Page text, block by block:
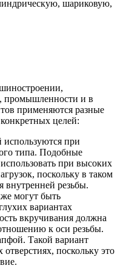
шариковую,
промышленности и в
применяются разные
целей:
используются при
типа. Подобные
при высоких
поскольку в таком
внутренней резьбы.
могут быть
вариантах
вкручивания должна
к оси резьбы.
Такой вариант
отверстиях, поскольку это